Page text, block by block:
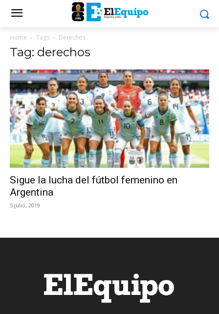
Home Tags Derechos
Tag: derechos
Sigue la lucha del fútbol femenino en
Argentina
5 julio, 2019